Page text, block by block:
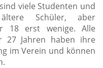
viele Studenten und
Schüler, aber
18 erst wenige. Alle
27 Jahren haben ihre
im Verein und können